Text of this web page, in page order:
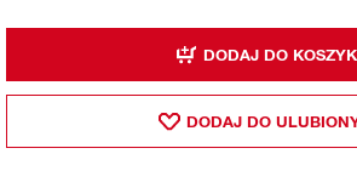
DODAJ DO
DODAJ DO